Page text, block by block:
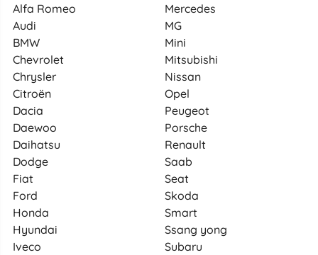
Alfa Romeo
Audi
BMW
Chevrolet
Chrysler
Citroën
Dacia
Daewoo
Daihatsu
Dodge
Fiat
Ford
Honda
Hyundai
Iveco
Mercedes
MG
Mini
Mitsubishi
Nissan
Opel
Peugeot
Porsche
Renault
Saab
Seat
Skoda
Smart
Ssang yong
Subaru